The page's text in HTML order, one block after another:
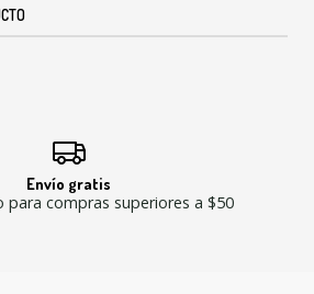
Envío gratis
para compras superiores a $50